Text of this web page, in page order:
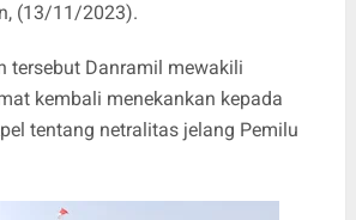
(13/11/2023).
tersebut Danramil mewakili
kembali menekankan kepada
tentang netralitas jelang Pemilu